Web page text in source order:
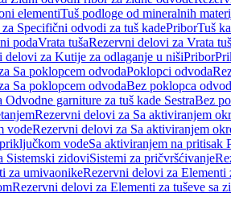
elementiTuš podloge od mineralnih
Specifični odvodi za tuš kadePriborTuš
podaVrata tušaRezervni delovi za Vrata
delovi za Kutije za odlaganje u nišiPribor
Sa poklopcem odvodaPoklopci odvoda
Sa poklopcem odvodaBez poklopca
garniture za tuš kade SestraBez
Rezervni delovi za Sa aktiviranjem
vodeRezervni delovi za Sa aktiviranjem
vodeSa aktiviranjem na pritisak
Sistemski zidoviSistemi za pričvršćivanje
za umivaonikeRezervni delovi za Elementi
Rezervni delovi za Elementi za tuševe sa